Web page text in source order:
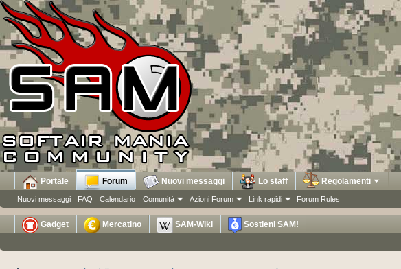
Portale Forum
Nuovi messaggi FAQ Calendario Comunità Azioni Forum Link rapidi Forum Rules
Nuovi messaggi Lo staff Regolamenti
Gadget Mercatino SAM-Wiki Sostieni SAM!